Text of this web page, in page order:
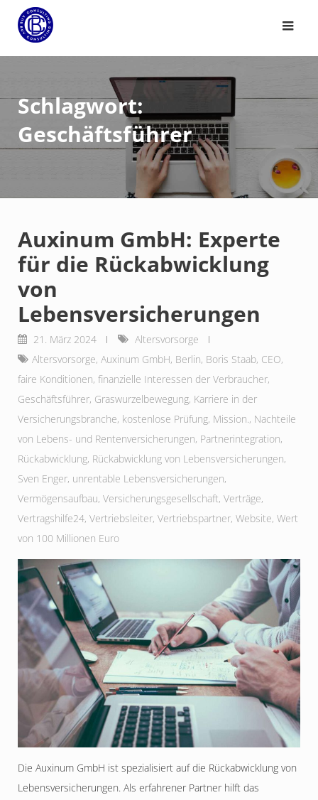
Schlagwort:
Geschäftsführer
Auxinum GmbH: Experte
für die Rückabwicklung
von
Lebensversicherungen
21. März 2024
Altersvorsorge
Altersvorsorge, Auxinum GmbH, Berlin, Boris Staab, CEO,
faire Konditionen, finanzielle Interessen der Verbraucher,
Geschäftsführer, Graswurzelbewegung, Karriere in der
Versicherungsbranche, kostenlose Prüfung, Mission. , Nachteile
von Lebens- und Rentenversicherungen, Partnerintegration,
Rückabwicklung, Rückabwicklung von Lebensversicherungen,
Sven Enger, unrentable Lebensversicherungen,
Vermögensaufbau, Versicherungsgesellschaft, Verträge,
Vertragshilfe24, Vertriebsleiter, Vertriebspartner, Website, Wert
von 100 Millionen Euro
Die Auxinum GmbH ist spezialisiert auf die Rückabwicklung von
Lebensversicherungen. Als erfahrener Partner hilft das